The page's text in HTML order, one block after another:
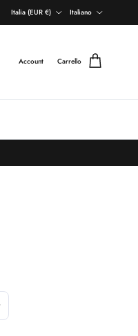
Italia (EUR €)
Italiano
Account Carrello